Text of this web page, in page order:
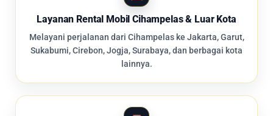
Layanan Rental Mobil Cihampelas & Luar Kota
Melayani perjalanan dari Cihampelas ke Jakarta, Garut,
Sukabumi, Cirebon, Jogja, Surabaya, dan berbagai kota
lainnya.